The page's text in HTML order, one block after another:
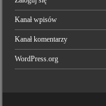
Kanał wpisów
Kanał komentarzy
WordPress.org